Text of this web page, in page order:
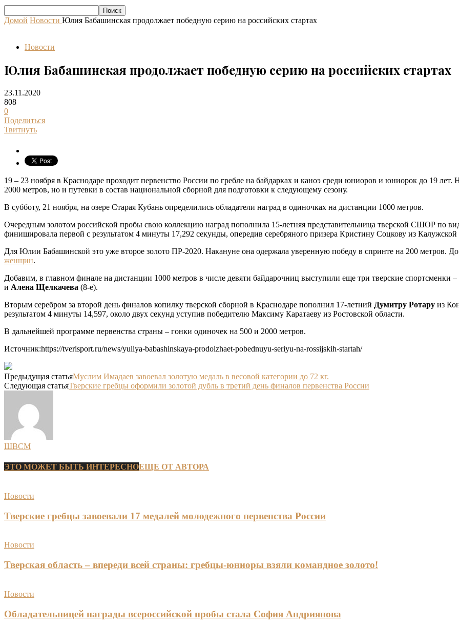
Домой Новости Юлия Бабашинская продолжает победную серию на российских стартах
Новости
Юлия Бабашинская продолжает победную серию на российских стартах
23.11.2020
808
0
Поделиться
Твитнуть
19 – 23 ноября в Краснодаре проходит первенство России по гребле на байдарках и каноэ среди юниоров и юниорок до 19
2000 метров, но и путевки в состав национальной сборной для подготовки к следующему сезону.
В субботу, 21 ноября, на озере Старая Кубань определились обладатели наград в одиночках на дистанции 1000 метров.
Очередным золотом российской пробы свою коллекцию наград пополнила 15-летняя представительница тверской СШОР по
финишировала первой с результатом 4 минуты 17,292 секунды, опередив серебряного призера Кристину Соцкову из
Для Юлии Бабашинской это уже второе золото ПР-2020. Накануне она одержала уверенную победу в спринте на 200 метров. До
женщин.
Добавим, в главном финале на дистанции 1000 метров в числе девяти байдарочниц выступили еще три тверские спортсменки –
и Алена Щелкачева (8-е).
Вторым серебром за второй день финалов копилку тверской сборной в Краснодаре пополнил 17-летний Думитру Ротару из
результатом 4 минуты 14,597, около двух секунд уступив победителю Максиму Каратаеву из Ростовской области.
В дальнейшей программе первенства страны – гонки одиночек на 500 и 2000 метров.
Источник:https://tverisport.ru/news/yuliya-babashinskaya-prodolzhaet-pobednuyu-seriyu-na-rossijskih-startah/
Предыдущая статьяМуслим Имадаев завоевал золотую медаль в весовой категории до 72 кг.
Следующая статьяТверские гребцы оформили золотой дубль в третий день финалов первенства России
ШВСМ
ЭТО МОЖЕТ БЫТЬ ИНТЕРЕСНОЕЩЕ ОТ АВТОРА
Новости
Тверские гребцы завоевали 17 медалей молодежного первенства России
Новости
Тверская область – впереди всей страны: гребцы-юниоры взяли командное золото!
Новости
Обладательницей награды всероссийской пробы стала София Андриянова